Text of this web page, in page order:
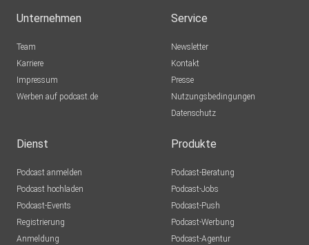
Unternehmen
Team
Karriere
Impressum
Werben auf podcast.de
Service
Newsletter
Kontakt
Presse
Nutzungsbedingungen
Datenschutz
Dienst
Podcast anmelden
Podcast hochladen
Podcast-Events
Registrierung
Anmeldung
Produkte
Podcast-Beratung
Podcast-Jobs
Podcast-Push
Podcast-Werbung
Podcast-Agentur